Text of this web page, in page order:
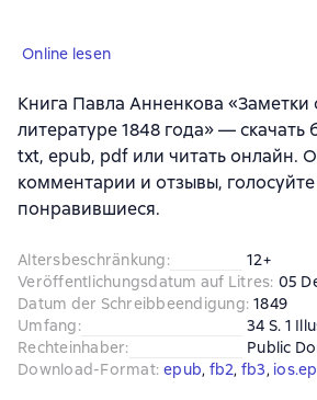
Online lesen
Книга Павла Анненкова «Заметки
литературе 1848 года» — скачать
txt, epub, pdf или читать онлайн.
комментарии и отзывы, голосуйте
понравившиеся.
Altersbeschränkung:
12+
Veröffentlichungsdatum auf Litres: 05
Datum der Schreibbeendigung: 1849
Umfang:
34 S. 1
Rechteinhaber:
Public
Download-Format: epub, fb2, fb3,